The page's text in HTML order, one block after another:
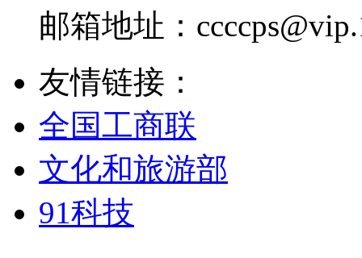
邮箱地址：
友情链接：
全国工商联
文化和旅游部
91科技